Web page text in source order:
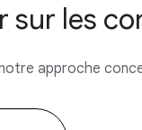
sur les
approche